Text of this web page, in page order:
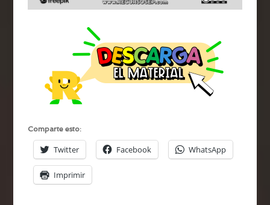
Comparte esto:
Twitter Facebook WhatsApp
Imprimir